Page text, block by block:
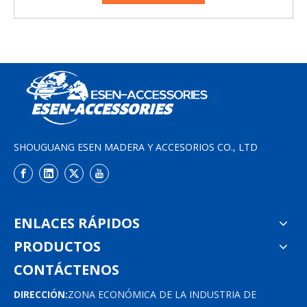
SHOUGUANG ESEN MADERA Y ACCESORIOS CO., LTD
ENLACES RÁPIDOS
PRODUCTOS
CONTÁCTENOS
DIRECCIÓN:ZONA ECONÓMICA DE LA INDUSTRIA DE